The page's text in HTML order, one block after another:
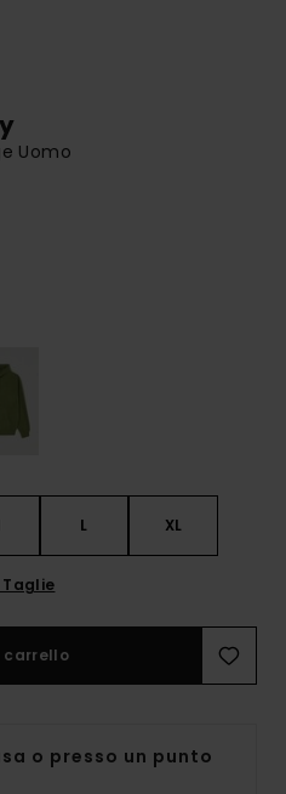
Uomo
L XL
carrello
o presso un punto